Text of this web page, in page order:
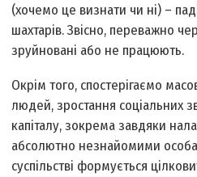
(хочемо це визнати чи ні) –
шахтарів. Звісно, переважно
зруйновані або не працюють.
Окрім того, спостерігаємо
людей, зростання соціальних
капіталу, зокрема завдяки
абсолютно незнайомими
суспільстві формується